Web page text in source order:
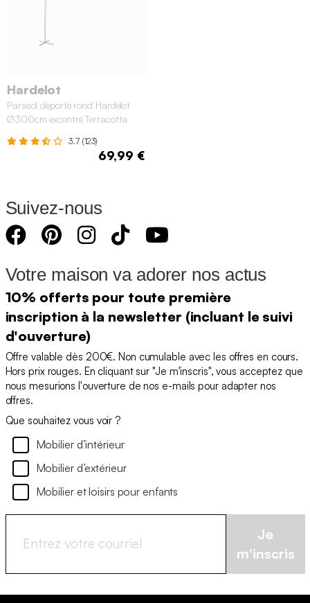
Hardelot
Parasol déporté rond Hardelot
Ø300cm excentré Terracotta
3.7 (123)
69,99 €
Suivez-nous
Votre maison va adorer nos actus
10% offerts pour toute première
inscription à la newsletter (incluant le suivi
d'ouverture)
Offre valable dès 200€. Non cumulable avec les offres en cours.
Hors prix rouges. En cliquant sur "Je m'inscris", vous acceptez que
nous mesurions l'ouverture de nos e-mails pour adapter nos
offres.
Que souhaitez vous voir ?
Mobilier d’intérieur
Mobilier d’extérieur
Mobilier et loisirs pour enfants
Je
m'inscris